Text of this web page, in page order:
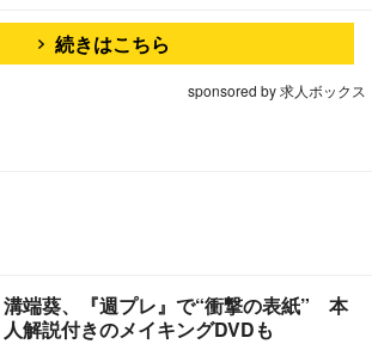
続きはこちら
sponsored by 求人ボックス
溝端葵、『週プレ』で“衝撃の表紙” 本
人解説付きのメイキングDVDも